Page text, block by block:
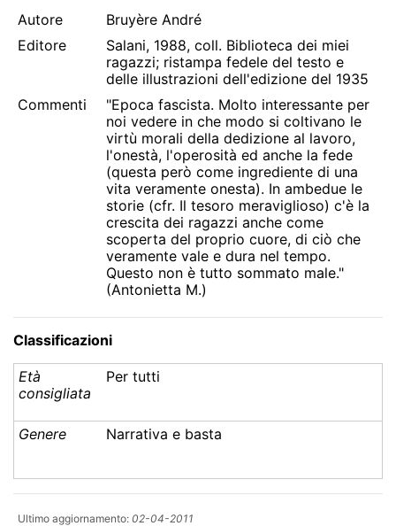
Autore
Bruyère André
Editore
Salani, 1988, coll. Biblioteca dei miei
ragazzi; ristampa fedele del testo e
delle illustrazioni dell'edizione del 1935
Commenti
"Epoca fascista. Molto interessante per
noi vedere in che modo si coltivano le
virtù morali della dedizione al lavoro,
l'onestà, l'operosità ed anche la fede
(questa però come ingrediente di una
vita veramente onesta). In ambedue le
storie (cfr. Il tesoro meraviglioso) c'è la
crescita dei ragazzi anche come
scoperta del proprio cuore, di ciò che
veramente vale e dura nel tempo.
Questo non è tutto sommato male."
(Antonietta M.)
Classificazioni
Età
consigliata
Per tutti
Genere Narrativa e basta
Ultimo aggiornamento: 02-04-2011